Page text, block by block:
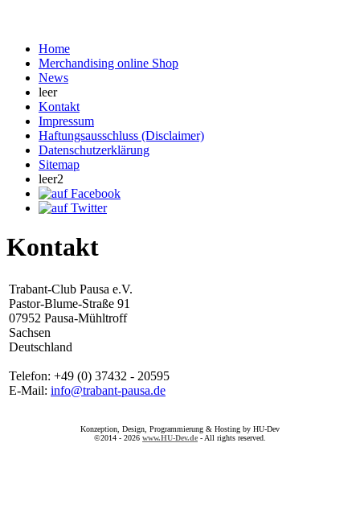
Home
Merchandising online Shop
News
leer
Kontakt
Impressum
Haftungsausschluss (Disclaimer)
Datenschutzerklärung
Sitemap
leer2
Kontakt
Trabant-Club Pausa e.V.
Pastor-Blume-Straße 91
07952 Pausa-Mühltroff
Sachsen
Deutschland
Telefon: +49 (0) 37432 - 20595
E-Mail: info@trabant-pausa.de
Konzeption, Design, Programmierung & Hosting by HU-Dev
©2014 - 2026 www.HU-Dev.de - All rights reserved.